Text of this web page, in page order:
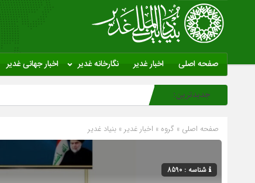
صفحه اصلی اخبار غدیر نگارخانه غدیر اخبار جهانی غدیر
جدیدترین:
صفحه اصلی » گروه » اخبار غدیر » بنیاد غدیر
شناسه : 8590